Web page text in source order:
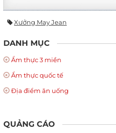
Xưởng May Jean
DANH MỤC
Ẩm thực 3 miền
Ẩm thực quốc tế
Địa điểm ăn uống
QUẢNG CÁO